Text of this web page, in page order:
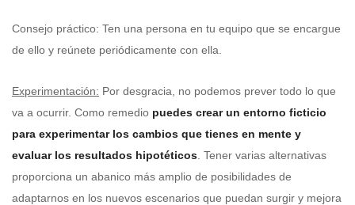
Consejo práctico: Ten una persona en tu equipo que se encargue
de ello y reúnete periódicamente con ella.
Experimentación: Por desgracia, no podemos prever todo lo que
va a ocurrir. Como remedio puedes crear un entorno ficticio
para experimentar los cambios que tienes en mente y
evaluar los resultados hipotéticos . Tener varias alternativas
proporciona un abanico más amplio de posibilidades de
adaptarnos en los nuevos escenarios que puedan surgir y mejora